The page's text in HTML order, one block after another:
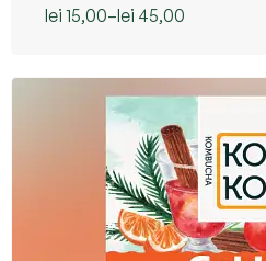
lei 15,00–lei 45,00